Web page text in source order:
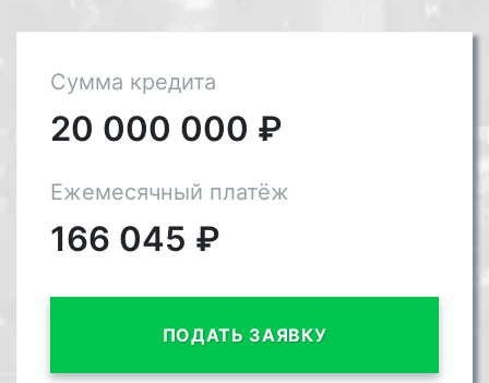
Сумма кредита
20 000 000 ₽
Ежемесячный платёж
166 045 ₽
ПОДАТЬ ЗАЯВКУ